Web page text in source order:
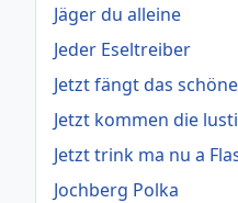
Jäger du alleine
Jeder Eseltreiber
Jetzt fängt das
Jetzt kommen die
Jetzt trink ma nu a
Jochberg Polka